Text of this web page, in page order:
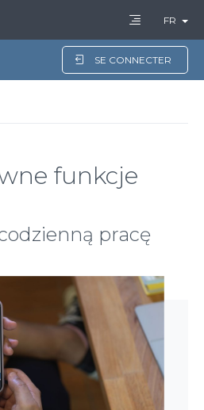
SE CONNECTER
FR
funkcje
pracę